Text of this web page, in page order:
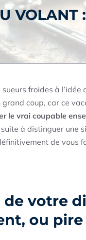
VOLANT
froides à
coup, car ce
le vrai coupable
à distinguer une
de vous
votre
ou pire